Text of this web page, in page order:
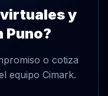
y
Puno?
o cotiza
equipo Cimark.